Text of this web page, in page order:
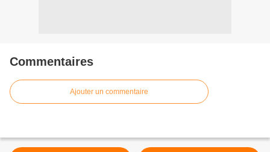
Commentaires
Ajouter un commentaire